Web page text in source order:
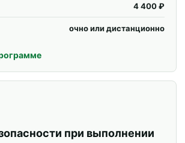
4 400 ₽
очно или дистанционно
при выполнении